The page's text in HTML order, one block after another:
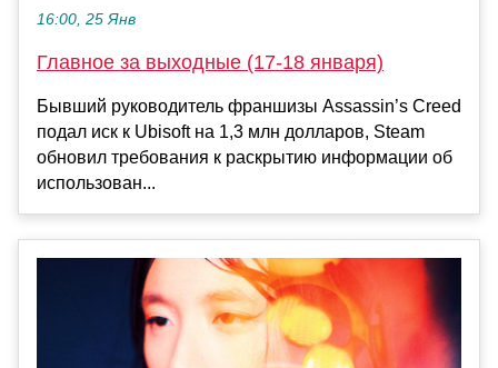
16:00, 25 Янв
Главное за выходные (17-18 января)
Бывший руководитель франшизы Assassin’s Creed
подал иск к Ubisoft на 1,3 млн долларов, Steam
обновил требования к раскрытию информации об
использован...